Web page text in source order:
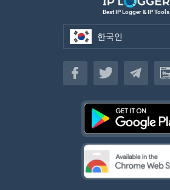
Best IP Logger & IP Tools
한국인
한국인